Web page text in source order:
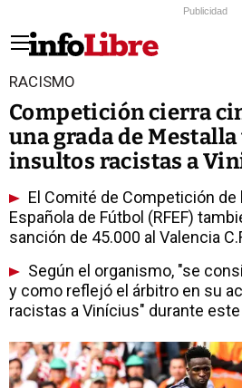
Publicidad
RACISMO
Competición cierra
una grada de
insultos racistas a
El Comité de Competición de
Española de Fútbol (RFEF)
sanción de 45.000 al Valencia
Según el organismo, "se
y como reflejó el árbitro en su
racistas a Vinícius" durante